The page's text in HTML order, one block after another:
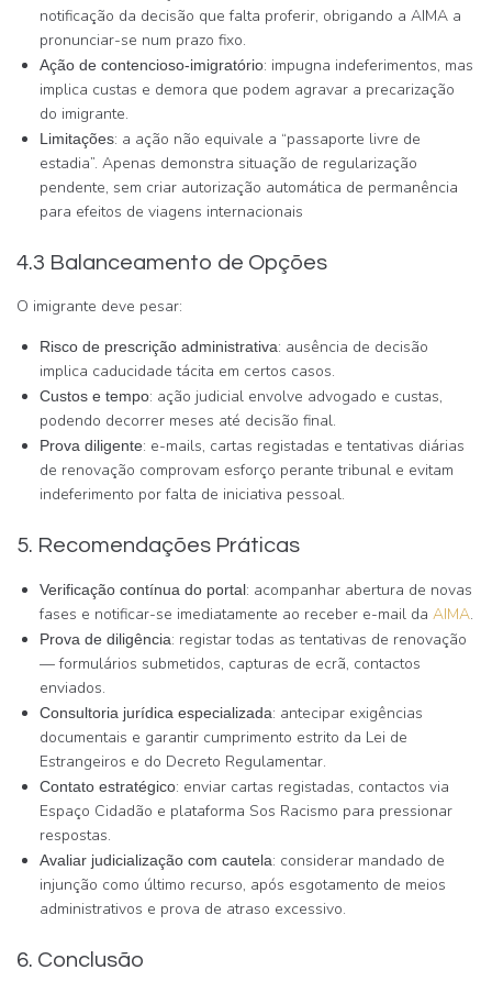
notificação da decisão que falta proferir, obrigando a AIMA a
pronunciar-se num prazo fixo.
Ação de contencioso-imigratório: impugna indeferimentos, mas
implica custas e demora que podem agravar a precarização
do imigrante.
Limitações: a ação não equivale a “passaporte livre de
estadia”. Apenas demonstra situação de regularização
pendente, sem criar autorização automática de permanência
para efeitos de viagens internacionais
4.3 Balanceamento de Opções
O imigrante deve pesar:
Risco de prescrição administrativa: ausência de decisão
implica caducidade tácita em certos casos.
Custos e tempo: ação judicial envolve advogado e custas,
podendo decorrer meses até decisão final.
Prova diligente: e-mails, cartas registadas e tentativas diárias
de renovação comprovam esforço perante tribunal e evitam
indeferimento por falta de iniciativa pessoal.
5. Recomendações Práticas
Verificação contínua do portal: acompanhar abertura de novas
fases e notificar-se imediatamente ao receber e-mail da AIMA.
Prova de diligência: registar todas as tentativas de renovação
— formulários submetidos, capturas de ecrã, contactos
enviados.
Consultoria jurídica especializada: antecipar exigências
documentais e garantir cumprimento estrito da Lei de
Estrangeiros e do Decreto Regulamentar.
Contato estratégico: enviar cartas registadas, contactos via
Espaço Cidadão e plataforma Sos Racismo para pressionar
respostas.
Avaliar judicialização com cautela: considerar mandado de
injunção como último recurso, após esgotamento de meios
administrativos e prova de atraso excessivo.
6. Conclusão